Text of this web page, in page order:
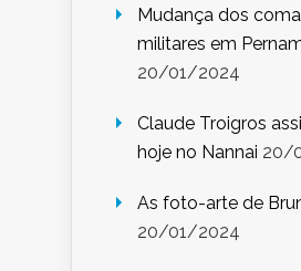
Mudança dos
militares em
20/01/2024
Claude Troigros
hoje no Nannai 20/
As foto-arte de
20/01/2024